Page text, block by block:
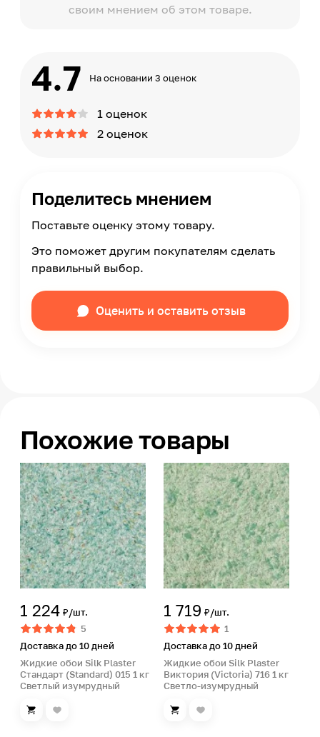
своим мнением об этом товаре.
4.7 На основании 3 оценок
1 оценок
2 оценок
Поделитесь мнением
Поставьте оценку этому товару.
Это поможет другим покупателям сделать
правильный выбор.
Оценить и оставить отзыв
Похожие товары
1 224 ₽/шт.
5
Доставка до 10 дней
Жидкие обои Silk Plaster
Стандарт (Standard) 015 1 кг
Светлый изумрудный
1 719 ₽/шт.
1
Доставка до 10 дней
Жидкие обои Silk Plaster
Виктория (Victoria) 716 1 кг
Светло-изумрудный